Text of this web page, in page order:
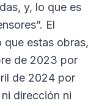
y, lo que es
El
estas obras,
de 2023 por
de 2024 por
dirección ni